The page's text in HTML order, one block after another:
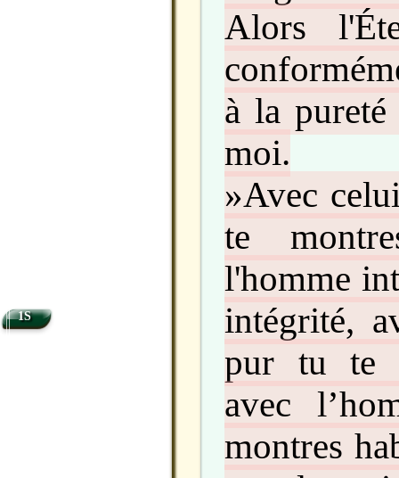
Alors
à la
moi.
»Avec
te
l'homme
intégrité,
pur tu te
avec
montres
1S